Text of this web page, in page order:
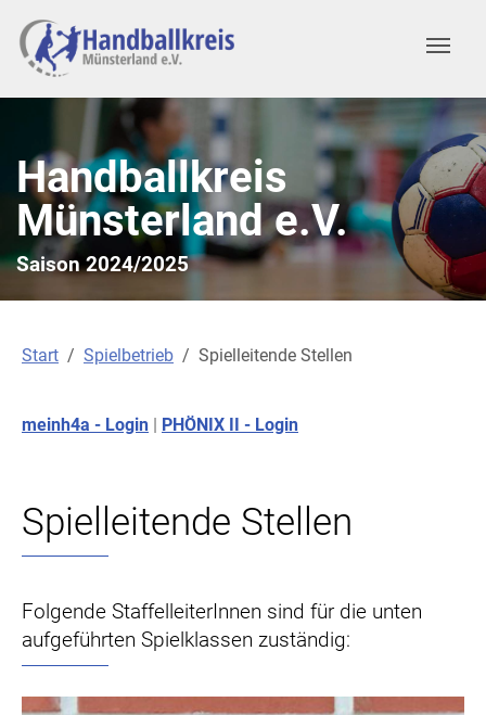
Handballkreis
Münsterland e.V.
Saison 2024/2025
Start Spielbetrieb Spielleitende Stellen
meinh4a - Login | PHÖNIX II - Login
Spielleitende Stellen
Folgende StaffelleiterInnen sind für die unten
aufgeführten Spielklassen zuständig: